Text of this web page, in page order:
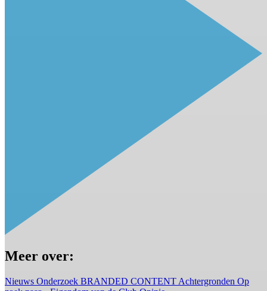
Meer over:
Nieuws Onderzoek BRANDED CONTENT Achtergronden Op